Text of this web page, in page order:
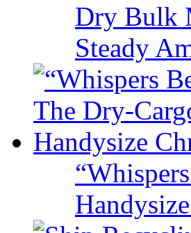
Dry Bulk
Steady